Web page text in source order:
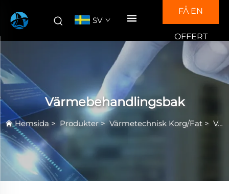
SV
FÅ EN
OFFERT
Värmebehandlingsbak
Hemsida > Produkter>Värmetechnisk Korg/Fat > Värmebehandlingsbak